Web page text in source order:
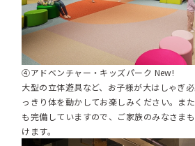
④アドベンチャー・キッズパーク New!
大型の立体遊具など、お子様が大はしゃぎ
っきり体を動かしてお楽しみください。ま
も完備していますので、ご家族のみなさま
けます。